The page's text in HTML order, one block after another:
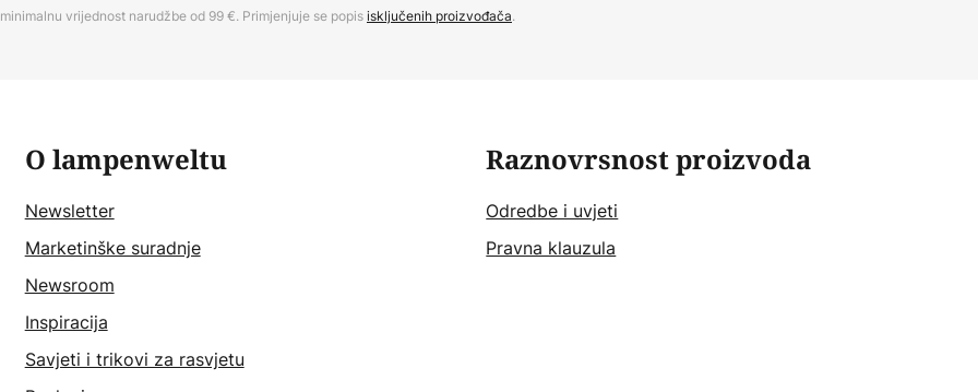
vrijednost narudžbe od 99 €. Primjenjuje se popisisključenih proizvođača.
O lampenweltu
Newsletter
Marketinške suradnje
Newsroom
Inspiracija
Savjeti i trikovi za rasvjetu
Raznovrsnost proizvoda
Odredbe i uvjeti
Pravna klauzula